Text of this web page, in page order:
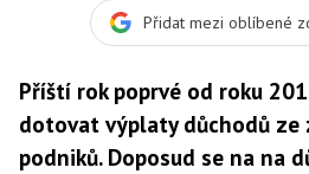
Přidat mezi oblíbené
Příští rok poprvé od roku
dotovat výplaty důchodů ze
podniků. Doposud se na na